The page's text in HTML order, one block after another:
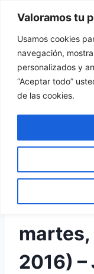
Valoramos tu
Usamos cookies
navegación,
personalizados y
“Aceptar todo”
de las cookies.
contenido
Tu Rincón
INDONESIA
Volcán
Salida
Volcán
2016) –